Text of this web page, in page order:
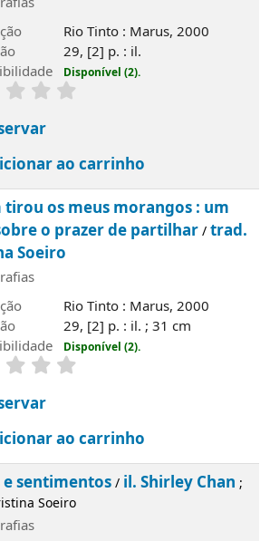
Rio Tinto : Marus, 2000
29, [2] p. : il.
Disponível (2).
ao carrinho
tirou os meus morangos : um
o prazer de partilhar/trad.
Soeiro
Rio Tinto : Marus, 2000
29, [2] p. : il. ; 31 cm
Disponível (2).
ao carrinho
e sentimentos/ il. Shirley Chan ;
Soeiro